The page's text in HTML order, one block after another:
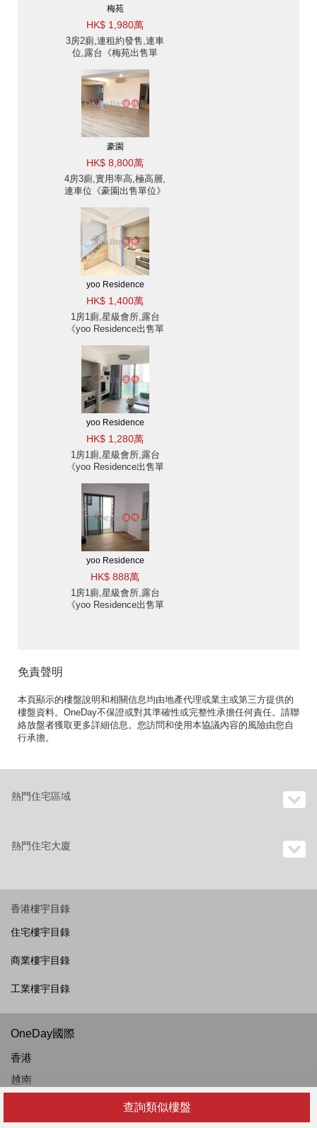
查詢類似樓盤
梅苑
HK$ 1,980萬
3房2廁,連租約發售,連車
位,露台《梅苑出售單
豪園
HK$ 8,800萬
4房3廁,實用率高,極高層,
連車位《豪園出售單位》
yoo Residence
HK$ 1,400萬
1房1廁,星級會所,露台
《yoo Residence出售單
yoo Residence
HK$ 1,280萬
1房1廁,星級會所,露台
《yoo Residence出售單
yoo Residence
HK$ 888萬
1房1廁,星級會所,露台
《yoo Residence出售單
免責聲明
本頁顯示的樓盤說明和相關信息均由地產代理或業主或第三方提供的
樓盤資料。OneDay不保證或對其準確性或完整性承擔任何責任。請聯
絡放盤者獲取更多詳細信息。您訪問和使用本協議內容的風險由您自
行承擔。
熱門住宅區域
熱門住宅大廈
香港樓宇目錄
住宅樓宇目錄
商業樓宇目錄
工業樓宇目錄
OneDay國際
香港
越南
泰國